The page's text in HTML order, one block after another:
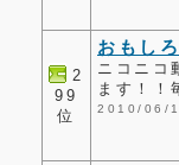
2
99
位
おもし
ニコニコ
ます！！
2010/06/